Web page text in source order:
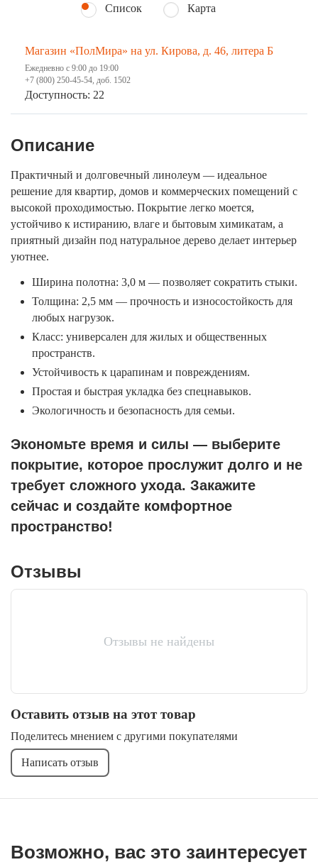
Список Карта
Магазин «ПолМира» на ул. Кирова, д. 46, литера Б
Ежедневно с 9:00 до 19:00
+7 (800) 250-45-54, доб. 1502
Доступность: 22
Описание
Практичный и долговечный линолеум — идеальное
решение для квартир, домов и коммерческих помещений с
высокой проходимостью. Покрытие легко моется,
устойчиво к истиранию, влаге и бытовым химикатам, а
приятный дизайн под натуральное дерево делает интерьер
уютнее.
Ширина полотна: 3,0 м — позволяет сократить стыки.
Толщина: 2,5 мм — прочность и износостойкость для
любых нагрузок.
Класс: универсален для жилых и общественных
пространств.
Устойчивость к царапинам и повреждениям.
Простая и быстрая укладка без спецнавыков.
Экологичность и безопасность для семьи.
Экономьте время и силы — выберите
покрытие, которое прослужит долго и не
требует сложного ухода. Закажите
сейчас и создайте комфортное
пространство!
Отзывы
Отзывы не найдены
Оставить отзыв на этот товар
Поделитесь мнением с другими покупателями
Написать отзыв
Возможно, вас это заинтересует